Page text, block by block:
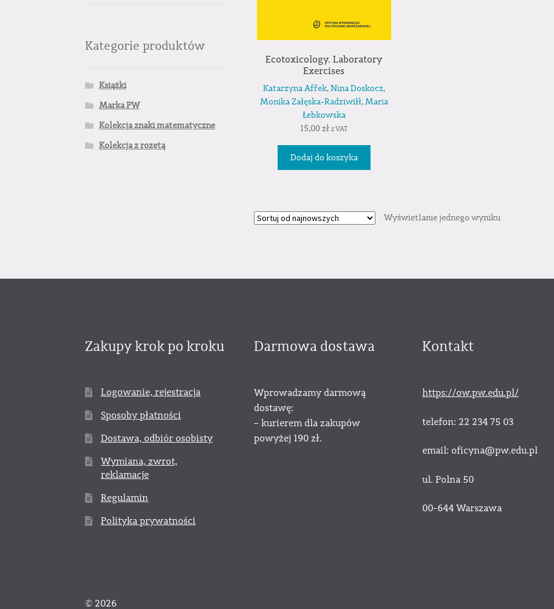
Ecotoxicology. Laboratory
Exercises
Katarzyna Affek,Nina Doskocz,
Monika Załęska-Radziwiłł,Maria
Łebkowska
15,00zł z VAT
Dodaj do koszyka
Wyświetlanie jednego wyniku
Kategorie produktów
Książki
Marka PW
Kolekcja znaki matematyczne
Kolekcja z rozetą
Zakupy krok po kroku
Logowanie, rejestracja
Sposoby płatności
Dostawa, odbiór osobisty
Wymiana, zwrot,
reklamacje
Regulamin
Polityka prywatności
Darmowa dostawa
Wprowadzamy darmową
dostawę:
– kurierem dla zakupów
powyżej 190 zł.
Kontakt
https://ow.pw.edu.pl/
telefon: 22 234 75 03
email: oficyna@pw.edu.pl
ul. Polna 50
00-644 Warszawa
© 2026